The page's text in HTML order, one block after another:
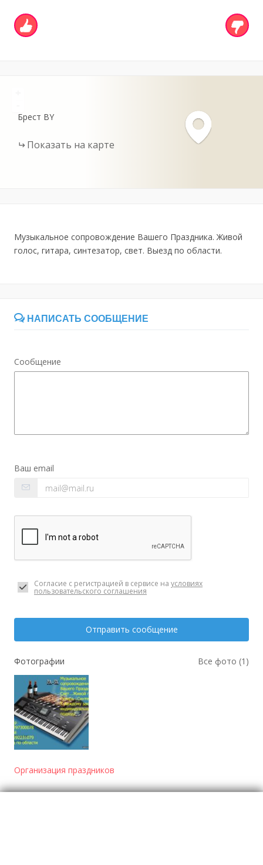
Брест BY
Показать на карте
Музыкальное сопровождение Вашего Праздника. Живой
голос, гитара, синтезатор, свет. Выезд по области.
НАПИСАТЬ СООБЩЕНИЕ
Сообщение
Ваш email
Согласие с регистрацией в сервисе на условиях
пользовательского соглашения
Отправить сообщение
Фотографии Все фото (1)
Организация праздников